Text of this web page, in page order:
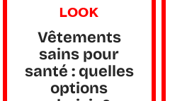
LOOK
Vêtements
sains pour
santé : quelles
options